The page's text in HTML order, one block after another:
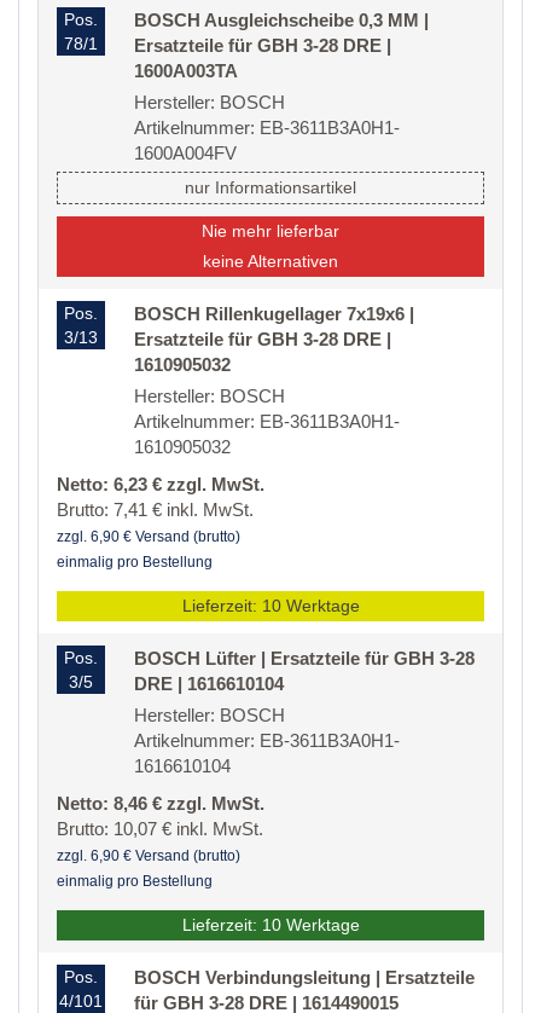
Pos.
78/1
BOSCH Ausgleichscheibe 0,3 MM |
Ersatzteile für GBH 3-28 DRE |
1600A003TA
Hersteller: BOSCH
Artikelnummer: EB-3611B3A0H1-
1600A004FV
nur Informationsartikel
Nie mehr lieferbar
keine Alternativen
Pos.
3/13
BOSCH Rillenkugellager 7x19x6 |
Ersatzteile für GBH 3-28 DRE |
1610905032
Hersteller: BOSCH
Artikelnummer: EB-3611B3A0H1-
1610905032
Netto: 6,23 € zzgl. MwSt.
Brutto: 7,41 € inkl. MwSt.
zzgl. 6,90 € Versand (brutto)
einmalig pro Bestellung
Lieferzeit: 10 Werktage
Pos.
3/5
BOSCH Lüfter | Ersatzteile für GBH 3-28
DRE | 1616610104
Hersteller: BOSCH
Artikelnummer: EB-3611B3A0H1-
1616610104
Netto: 8,46 € zzgl. MwSt.
Brutto: 10,07 € inkl. MwSt.
zzgl. 6,90 € Versand (brutto)
einmalig pro Bestellung
Lieferzeit: 10 Werktage
Pos.
4/101
BOSCH Verbindungsleitung | Ersatzteile
für GBH 3-28 DRE | 1614490015